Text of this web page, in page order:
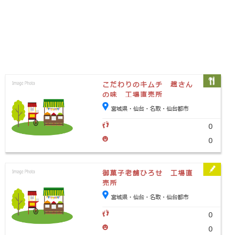
こだわりのキムチ 趙さん
の味 工場直売所
宮城県・仙台・名取・仙台都市
0
0
御菓子老舗ひろせ 工場直
売所
宮城県・仙台・名取・仙台都市
0
0